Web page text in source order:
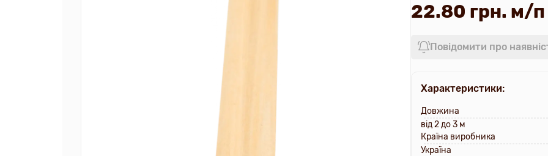
22.80 грн. м/п
Повідомити про
Характеристики:
Довжина
від 2 до 3 м
Країна виробника
Україна